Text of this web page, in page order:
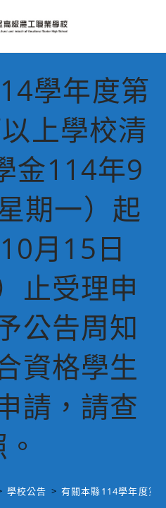
學年度第
上學校清
金114年9
期一）起
月15日
止受理申
公告周知
資格學生
請，請查
學校公告 > 有關本縣114學年度第